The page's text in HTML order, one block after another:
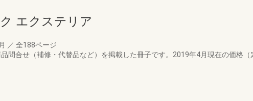
エクステリア
／ 全188ページ
問合せ（補修・代替品など）を掲載した冊子です。2019年4月現在の価格（